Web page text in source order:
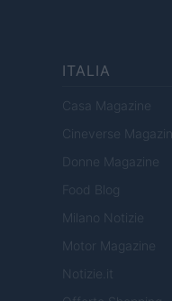
ITALIA
Casa Magazine
Cineverse
Donne Magazine
Food Blog
Milano Notizie
Motor Magazine
Notizie.it